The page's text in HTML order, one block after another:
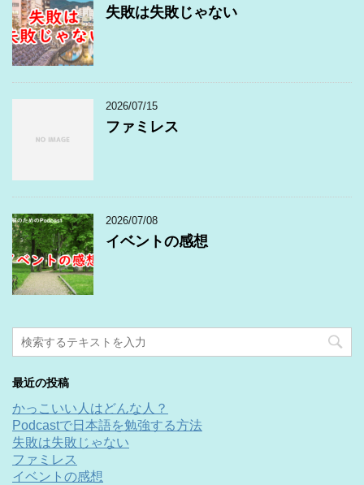
失敗は失敗じゃない
2026/07/15
ファミレス
2026/07/08
イベントの感想
最近の投稿
かっこいい人はどんな人？
Podcastで日本語を勉強する方法
失敗は失敗じゃない
ファミレス
イベントの感想